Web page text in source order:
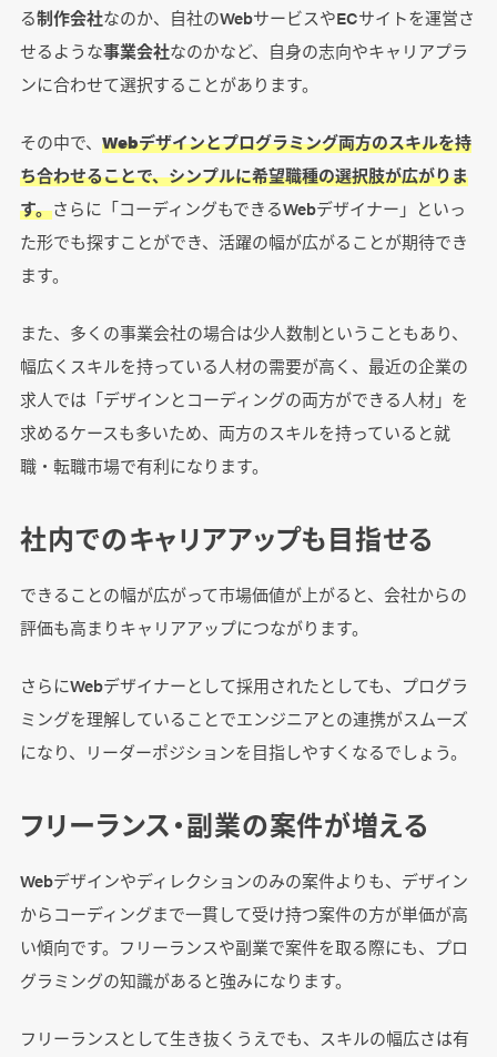
る制作会社なのか、自社のWebサービスやECサイトを運営さ
せるような事業会社なのかなど、自身の志向やキャリアプラ
ンに合わせて選択することがあります。
その中で、 Webデザインとプログラミング両方のスキルを持
ち合わせることで、シンプルに希望職種の選択肢が広がりま
す。さらに「コーディングもできるWebデザイナー」といっ
た形でも探すことができ、活躍の幅が広がることが期待でき
ます。
また、多くの事業会社の場合は少人数制ということもあり、
幅広くスキルを持っている人材の需要が高く、最近の企業の
求人では「デザインとコーディングの両方ができる人材」を
求めるケースも多いため、両方のスキルを持っていると就
職・転職市場で有利になります。
社内でのキャリアアップも目指せる
できることの幅が広がって市場価値が上がると、会社からの
評価も高まりキャリアアップにつながります。
さらにWebデザイナーとして採用されたとしても、プログラ
ミングを理解していることでエンジニアとの連携がスムーズ
になり、リーダーポジションを目指しやすくなるでしょう。
フリーランス・副業の案件が増える
Webデザインやディレクションのみの案件よりも、デザイン
からコーディングまで一貫して受け持つ案件の方が単価が高
い傾向です。フリーランスや副業で案件を取る際にも、プロ
グラミングの知識があると強みになります。
フリーランスとして生き抜くうえでも、スキルの幅広さは有